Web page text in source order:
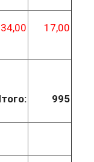
34,00 17,00
995